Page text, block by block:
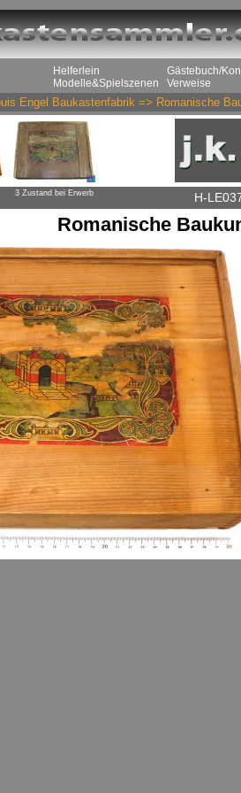
Helferlein
Modelle&Spielszenen
Gästebuch/
Verweise
Engel Baukastenfabrik => Romanische
3 Zustand bei Erwerb H-
Romanische